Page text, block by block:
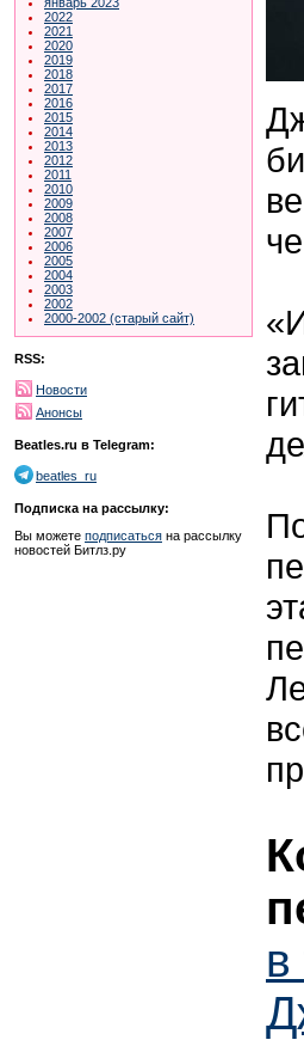
2022
2021
2020
2019
2018
2017
2016
2015
2014
2013
2012
2011
2010
2009
2008
2007
2006
2005
2004
2003
2002
2000-2002 (старый сайт)
RSS:
Новости
Анонсы
Beatles.ru в Telegram:
beatles_ru
Подписка на рассылку:
Вы можете подписаться на рассылку
новостей Битлз.ру